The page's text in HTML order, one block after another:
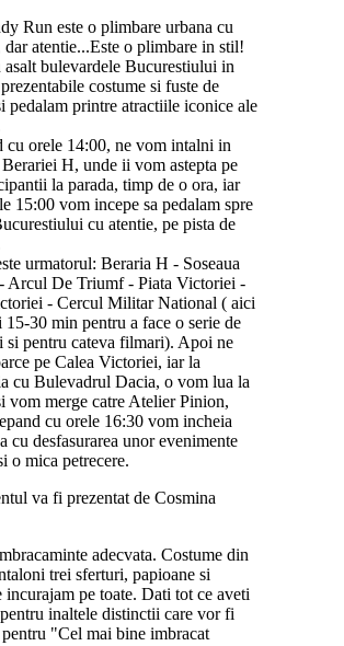
Run este o plimbare urbana cu
dar atentie...Este o plimbare in stil!
bulevardele Bucurestiului in
costume si fuste de
pedalam printre atractiile iconice ale
cu orele 14:00, ne vom intalni in
Berariei H, unde ii vom astepta pe
la parada, timp de o ora, iar
15:00 vom incepe sa pedalam spre
cu atentie, pe pista de
urmatorul: Beraria H - Soseaua
Arcul De Triumf - Piata Victoriei -
- Cercul Militar National ( aici
30 min pentru a face o serie de
si pentru cateva filmari). Apoi ne
pe Calea Victoriei, iar la
cu Bulevadrul Dacia, o vom lua la
vom merge catre Atelier Pinion,
cu orele 16:30 vom incheia
cu desfasurarea unor evenimente
o mica petrecere.
va fi prezentat de Cosmina
adecvata. Costume din
trei sferturi, papioane si
incurajam pe toate. Dati tot ce aveti
inaltele distinctii care vor fi
pentru "Cel mai bine imbracat